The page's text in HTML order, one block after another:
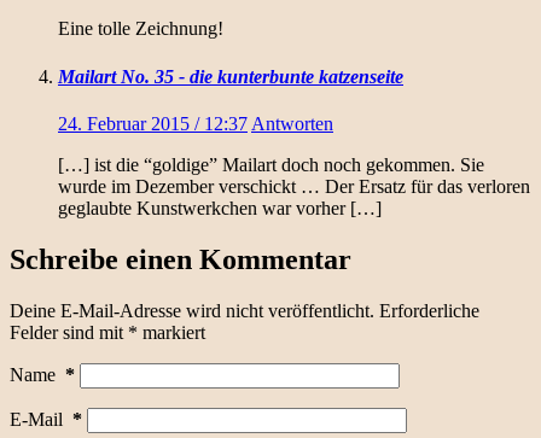
Eine tolle Zeichnung!
Mailart No. 35 - die kunterbunte katzenseite
24. Februar 2015 / 12:37 Antworten
[…] ist die “goldige” Mailart doch noch gekommen. Sie
wurde im Dezember verschickt … Der Ersatz für das verloren
geglaubte Kunstwerkchen war vorher […]
Schreibe einen Kommentar
Deine E-Mail-Adresse wird nicht veröffentlicht. Erforderliche
Felder sind mit * markiert
Name *
E-Mail *